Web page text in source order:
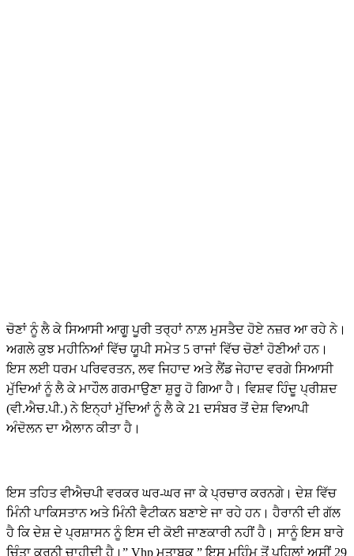
ਚੋਣਾਂ ਨੂੰ ਲੈ ਕੇ ਸਿਆਸੀ ਆਗੂ ਪੂਰੀ ਤਰ੍ਹਾਂ ਨਾਲ਼ ਮੁਸਤੈਦ ਹੋਏ ਨਜ਼ਰ ਆ ਰਹੇ ਨੇ।
ਅਗਲੇ ਕੁਝ ਮਹੀਨਿਆਂ ਵਿੱਚ ਯੂਪੀ ਸਮੇਤ 5 ਰਾਜਾਂ ਵਿੱਚ ਚੋਣਾਂ ਹੋਣੀਆਂ ਹਨ।
ਇਸ ਲਈ ਧਰਮ ਪਰਿਵਰਤਨ, ਲਵ ਜਿਹਾਦ ਅਤੇ ਲੈਂਡ ਜੇਹਾਦ ਵਰਗੇ ਸਿਆਸੀ
ਮੁੱਦਿਆਂ ਨੂੰ ਲੈ ਕੇ ਮਾਹੌਲ ਗਰਮਾਉਣਾ ਸ਼ੁਰੂ ਹੋ ਗਿਆ ਹੈ। ਵਿਸ਼ਵ ਹਿੰਦੂ ਪ੍ਰੀਸ਼ਦ
(ਵੀ.ਐਚ.ਪੀ.) ਨੇ ਇਨ੍ਹਾਂ ਮੁੱਦਿਆਂ ਨੂੰ ਲੈ ਕੇ 21 ਦਸੰਬਰ ਤੋਂ ਦੇਸ਼ ਵਿਆਪੀ
ਅੰਦੋਲਨ ਦਾ ਐਲਾਨ ਕੀਤਾ ਹੈ।
ਇਸ ਤਹਿਤ ਵੀਐਚਪੀ ਵਰਕਰ ਘਰ-ਘਰ ਜਾ ਕੇ ਪ੍ਰਚਾਰ ਕਰਨਗੇ। ਦੇਸ਼ ਵਿੱਚ
ਮਿੰਨੀ ਪਾਕਿਸਤਾਨ ਅਤੇ ਮਿੰਨੀ ਵੈਟੀਕਨ ਬਣਾਏ ਜਾ ਰਹੇ ਹਨ। ਹੈਰਾਨੀ ਦੀ ਗੱਲ
ਹੈ ਕਿ ਦੇਸ਼ ਦੇ ਪ੍ਰਸ਼ਾਸਨ ਨੂੰ ਇਸ ਦੀ ਕੋਈ ਜਾਣਕਾਰੀ ਨਹੀਂ ਹੈ। ਸਾਨੂੰ ਇਸ ਬਾਰੇ
ਚਿੰਤਾ ਕਰਨੀ ਚਾਹੀਦੀ ਹੈ।” Vhp ਮੁਤਾਬਕ ” ਇਸ ਮੁਹਿੰਮ ਤੋਂ ਪਹਿਲਾਂ ਅਸੀਂ 29